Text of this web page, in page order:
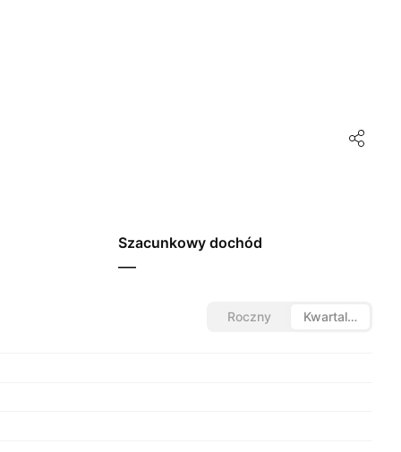
Szacunkowy dochód
—
Roczny Kwartalny